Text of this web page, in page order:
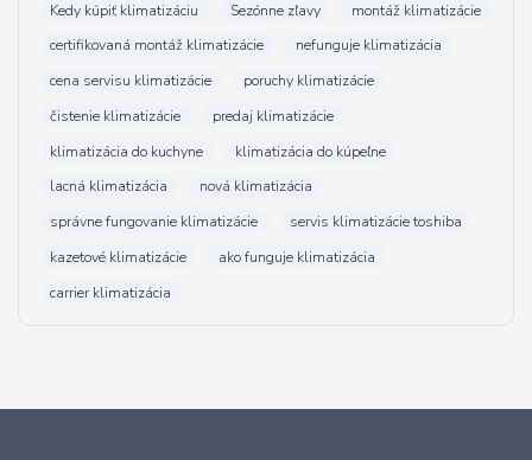
Kedy kúpiť klimatizáciu
Sezónne zľavy
montáž klimatizácie
certifikovaná montáž klimatizácie
nefunguje klimatizácia
cena servisu klimatizácie
poruchy klimatizácie
čistenie klimatizácie
predaj klimatizácie
klimatizácia do kuchyne
klimatizácia do kúpeľne
lacná klimatizácia
nová klimatizácia
správne fungovanie klimatizácie
servis klimatizácie toshiba
kazetové klimatizácie
ako funguje klimatizácia
carrier klimatizácia